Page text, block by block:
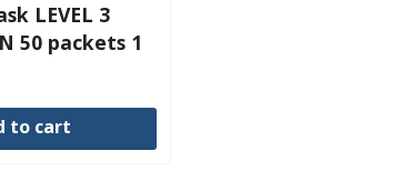
LEVEL 3
50 packets 1
to cart